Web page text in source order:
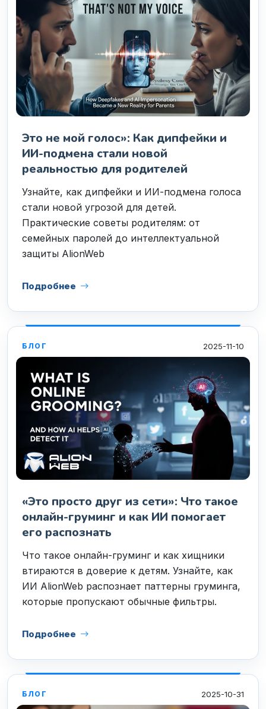
Это не мой голос»: Как дипфейки и
ИИ-подмена стали новой
реальностью для родителей
Узнайте, как дипфейки и ИИ-подмена голоса
стали новой угрозой для детей.
Практические советы родителям: от
семейных паролей до интеллектуальной
защиты AlionWeb
Подробнее
БЛОГ 2025-11-10
«Это просто друг из сети»: Что такое
онлайн-груминг и как ИИ помогает
его распознать
Что такое онлайн-груминг и как хищники
втираются в доверие к детям. Узнайте, как
ИИ AlionWeb распознает паттерны груминга,
которые пропускают обычные фильтры.
Подробнее
БЛОГ 2025-10-31